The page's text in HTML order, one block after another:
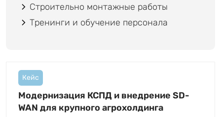
Строительно монтажные работы
Тренинги и обучение персонала
Кейс
Модернизация КСПД и внедрение SD-
WAN для крупного агрохолдинга